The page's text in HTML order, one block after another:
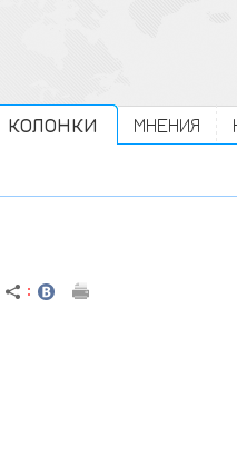
КОЛОНКИ МНЕНИЯ